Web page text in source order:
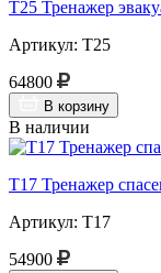
Т25 Тренажер
Артикул: Т25
64800
В корзину
В наличии
Т17 Тренажер
Артикул: Т17
54900